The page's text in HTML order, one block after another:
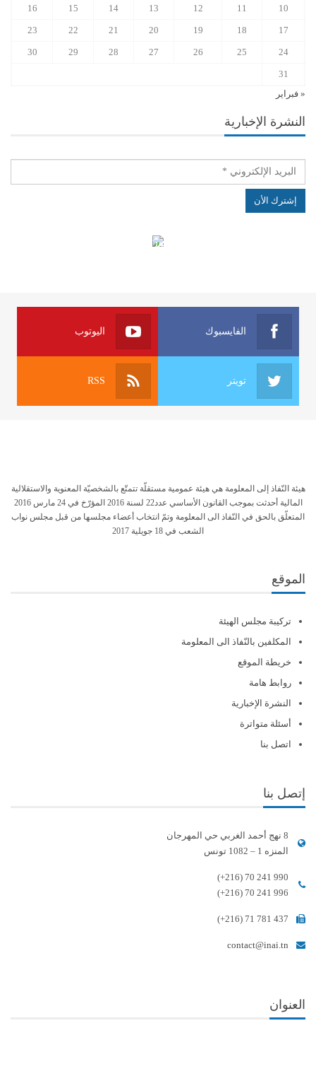
10
11
12
13
14
15
16
17
18
19
20
21
22
23
24
25
26
27
28
29
30
31
« فبراير
النشرة الإخبارية
الهياكل الخاضعة لقانون النفاذ إلى المعلومة
الفايسبوك اليوتوب
تويتر RSS
هيئة النّفاذ إلى المعلومة هي هيئة عمومية مستقلّة تتمتّع بالشخصيّة المعنوية والاستقلالية
المالية أحدثت بموجب القانون الأساسي عدد22 لسنة 2016 المؤرّخ في 24 مارس 2016
المتعلّق بالحق في النّفاذ الى المعلومة وتمّ انتخاب أعضاء مجلسها من قبل مجلس نواب
الشعب في 18 جويلية 2017
الموقع
تركيبة مجلس الهيئة
المكلفين بالنّفاذ الى المعلومة
خريطة الموقع
روابط هامة
النشرة الإخبارية
أسئلة متواترة
اتصل بنا
إتصل بنا
8 نهج أحمد الغربي حي المهرجان
المنزه 1 – 1082 تونس
(+216) 70 241 990
(+216) 70 241 996
(+216) 71 781 437
contact@inai.tn
العنوان